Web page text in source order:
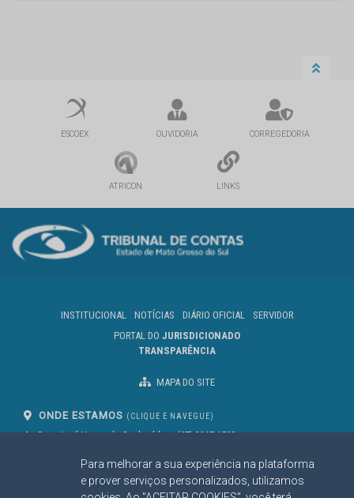
Para melhorar a sua experiência na plataforma
e prover serviços personalizados, utilizamos
ESCOEX OUVIDORIA CORREGEDORIA
ATRICON LINKS
INSTITUCIONAL NOTÍCIAS DIÁRIO OFICIAL
SERVIDOR
PORTAL DO JURISDICIONADO
TRANSPARÊNCIA
MAPA DO SITE
ONDE ESTAMOS (CLIQUE E NAVEGUE)
Av. Des. José Nunes da Cunha, bloco
Campo Grande/MS
CEP: 79031-310
(67) 3317-1500